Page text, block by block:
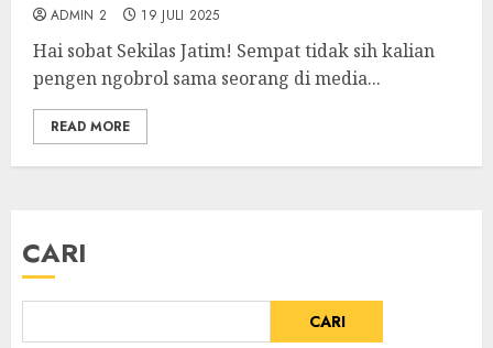
ADMIN 2 19 JULI 2025
Hai sobat Sekilas Jatim! Sempat tidak sih kalian
pengen ngobrol sama seorang di media...
READ MORE
CARI
CARI